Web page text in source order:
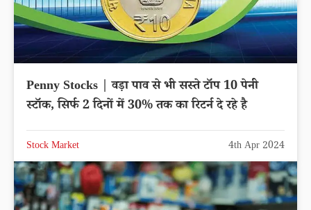
Penny Stocks | वड़ा पाव से भी सस्ते टॉप 10 पेनी
स्टॉक, सिर्फ 2 दिनों में 30% तक का रिटर्न दे रहे है
Stock Market 4th Apr 2024